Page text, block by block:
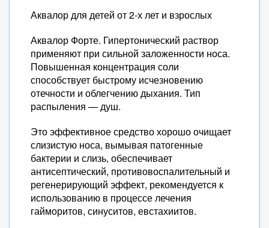
Аквалор для детей от 2-х лет и взрослых
Аквалор Форте. Гипертонический раствор
применяют при сильной заложенности носа.
Повышенная концентрация соли
способствует быстрому исчезновению
отечности и облегчению дыхания. Тип
распыления — душ.
Это эффективное средство хорошо очищает
слизистую носа, вымывая патогенные
бактерии и слизь, обеспечивает
антисептический, противовоспалительный и
регенерирующий эффект, рекомендуется к
использованию в процессе лечения
гайморитов, синуситов, евстахиитов.